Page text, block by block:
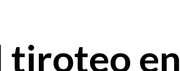
tiroteo en